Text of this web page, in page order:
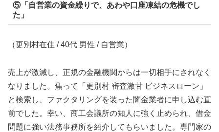
⑤「自営業の資金繰りで、あわや口座凍結の危機でし
た」
（更別村在住 / 40代 男性 / 自営業）
売上が激減し、正規の金融機関からは一切相手にされなく
なりました。焦って「更別村 審査激甘 ビジネスローン」
と検索し、ファクタリングを装った闇金業者に申し込む直
前でした。幸い、商工会議所の知人に強く止められ、借金
問題に強い法務事務所を紹介してもらいました。専門家の